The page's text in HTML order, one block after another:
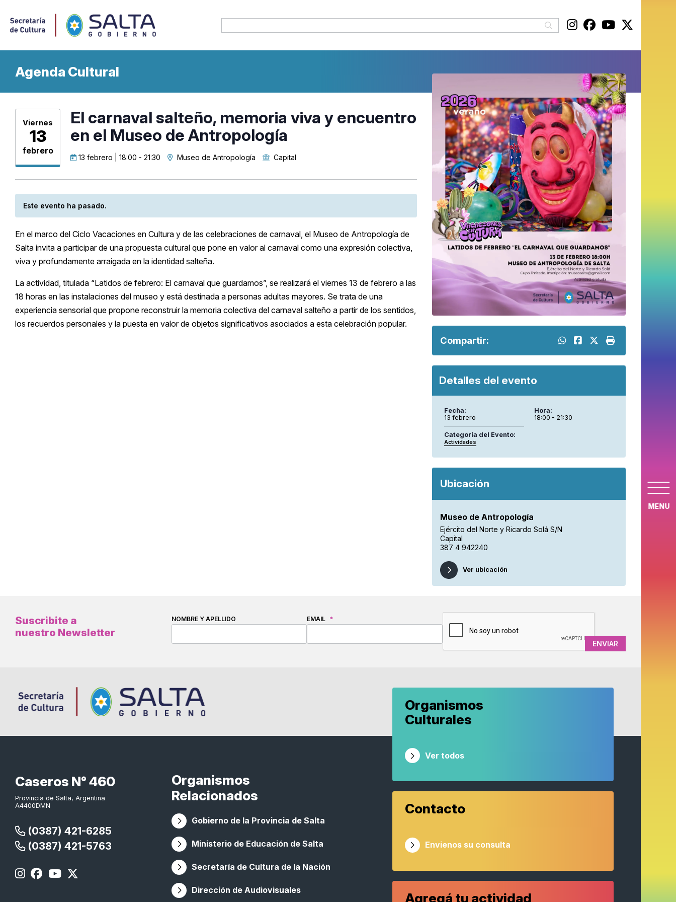
MENU
Agenda Cultural
Viernes
13
febrero
El carnaval salteño, memoria viva y encuentro
en el Museo de Antropología
13 febrero | 18:00 - 21:30 Museo de Antropología Capital
Este evento ha pasado.
En el marco del Ciclo Vacaciones en Cultura y de las celebraciones de carnaval, el Museo de Antropología de
Salta invita a participar de una propuesta cultural que pone en valor al carnaval como una expresión colectiva,
viva y profundamente arraigada en la identidad salteña.
La actividad, titulada “Latidos de febrero: El carnaval que guardamos”, se realizará el viernes 13 de febrero a las
18 horas en las instalaciones del museo y está destinada a personas adultas mayores. Se trata de una
experiencia sensorial que propone reconstruir la memoria colectiva del carnaval salteño a partir de los sentidos,
los recuerdos personales y la puesta en valor de objetos significativos asociados a esta celebración popular.
Compartir:
Detalles del evento
Fecha:
13 febrero
Hora:
18:00 - 21:30
Categoría del Evento:
Actividades
Ubicación
Museo de Antropología
Ejército del Norte y Ricardo Solá S/N
Capital
387 4 942240
Ver ubicación
Suscribite a
nuestro Newsletter
NOMBRE Y APELLIDO EMAIL *
Caseros N° 460
Provincia de Salta, Argentina
A4400DMN
(0387) 421-6285
(0387) 421-5763
Organismos
Relacionados
Gobierno de la Provincia de Salta
Ministerio de Educación de Salta
Secretaría de Cultura de la Nación
Dirección de Audiovisuales
Organismos
Culturales
Ver todos
Contacto
Envienos su consulta
Agregá tu actividad